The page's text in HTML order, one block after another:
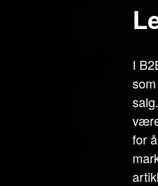
I
for